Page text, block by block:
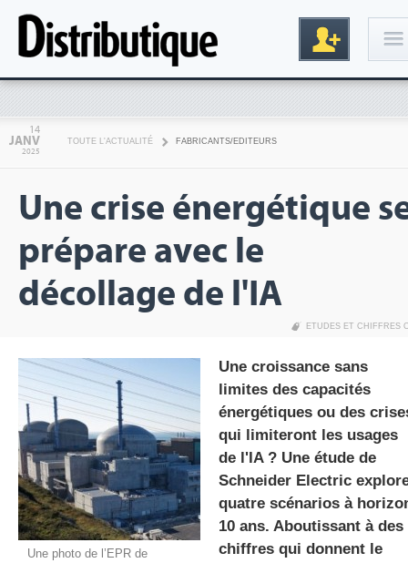
gratuite
14
JANV
2025
TOUTE L'ACTUALITÉ FABRICANTS/EDITEURS
Une crise énergétique
prépare avec le
décollage de l'IA
ETUDES ET CHIFFRES
Une photo de l’EPR de
Une croissance sans
limites des capacités
énergétiques ou des
qui limiteront les usages
de l'IA ? Une étude de
Schneider Electric
quatre scénarios à
10 ans. Aboutissant à des
chiffres qui donnent le